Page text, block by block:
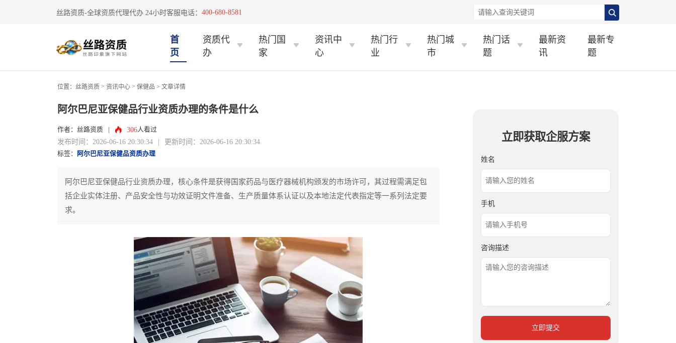
丝路资质-全球资质代理代办 24小时客服电话： 400-680-8581
首
页
资质代
办
热门国
家
资讯中
心
热门行
业
热门城
市
热门话
题
最新资
讯
最新专
题
位置： 丝路资质 > 资讯中心 > 保健品 > 文章详情
阿尔巴尼亚保健品行业资质办理的条件是什么
作者：丝路资质 306人看过
发布时间：2026-06-16 20:30:34 | 更新时间：2026-06-16 20:30:34
标签： 阿尔巴尼亚保健品资质办理
阿尔巴尼亚保健品行业资质办理，核心条件是获得国家药品与医疗器械机构颁发的市场许可，其过程需满足包
括企业实体注册、产品安全性与功效证明文件准备、生产质量体系认证以及本地法定代表指定等一系列法定要
求。
立即获取企服方案
姓名
手机
咨询描述
立即提交